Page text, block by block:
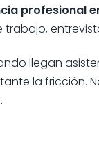
profesional
llegan
la fricción.